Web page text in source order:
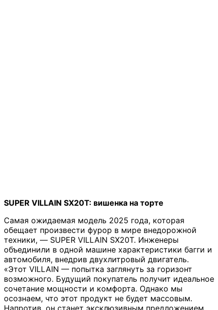
SUPER VILLAIN SX20T: вишенка на торте
Самая ожидаемая модель 2025 года, которая
обещает произвести фурор в мире внедорожной
техники, — SUPER VILLAIN SX20T. Инженеры
объединили в одной машине характеристики багги и
автомобиля, внедрив двухлитровый двигатель.
«Этот VILLAIN — попытка заглянуть за горизонт
возможного. Будущий покупатель получит идеальное
сочетание мощности и комфорта. Однако мы
осознаем, что этот продукт не будет массовым.